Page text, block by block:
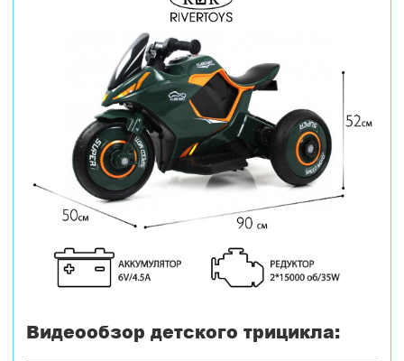
Видеообзор детского трицикла: